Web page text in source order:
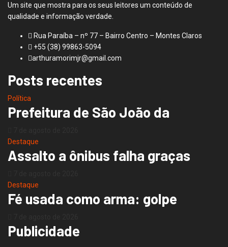
Um site que mostra para os seus leitores um conteúdo de
qualidade e informação verdade.
Rua Paraíba – nº 77 – Bairro Centro – Montes Claros
+55 (38) 99863-5094
arthuramorimjr@gmail.com
Posts recentes
Política
Prefeitura de São João da
Destaque
Assalto a ônibus falha graças
Destaque
Fé usada como arma: golpe
Publicidade